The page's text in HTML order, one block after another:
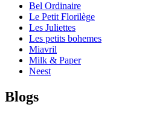
Bel Ordinaire
Le Petit Florilège
Les Juliettes
Les petits bohemes
Miavril
Milk & Paper
Neest
Blogs